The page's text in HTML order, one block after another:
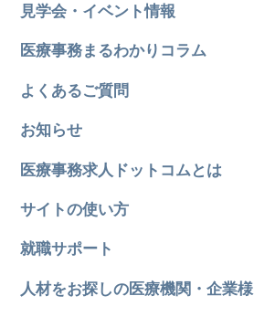
見学会・イベント情報
医療事務まるわかりコラム
よくあるご質問
お知らせ
医療事務求人ドットコムとは
サイトの使い方
就職サポート
人材をお探しの医療機関・企業様